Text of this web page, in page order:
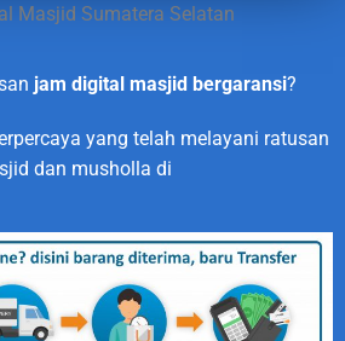
Masjid Sumatera Selatan
jam digital masjid bergaransi?
yang telah melayani ratusan
dan musholla di